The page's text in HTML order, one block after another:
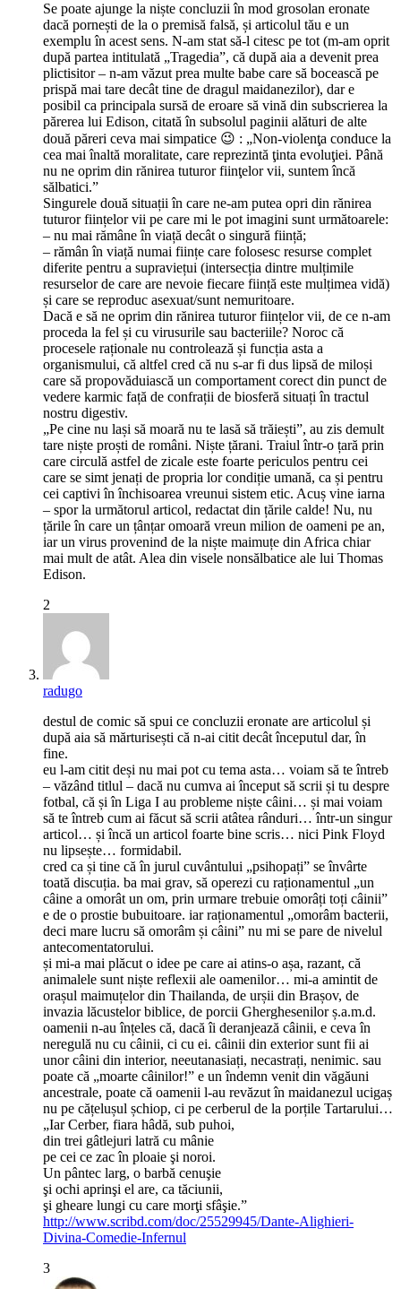
Se poate ajunge la niște concluzii în mod grosolan eronate
dacă pornești de la o premisă falsă, și articolul tău e un
exemplu în acest sens. N-am stat să-l citesc pe tot (m-am oprit
după partea intitulată „Tragedia”, că după aia a devenit prea
plictisitor – n-am văzut prea multe babe care să bocească pe
prispă mai tare decât tine de dragul maidanezilor), dar e
posibil ca principala sursă de eroare să vină din subscrierea la
părerea lui Edison, citată în subsolul paginii alături de alte
două păreri ceva mai simpatice 😉 : „Non-violenţa conduce la
cea mai înaltă moralitate, care reprezintă ţinta evoluţiei. Până
nu ne oprim din rănirea tuturor fiinţelor vii, suntem încă
sălbatici.”
Singurele două situații în care ne-am putea opri din rănirea
tuturor ființelor vii pe care mi le pot imagini sunt următoarele:
– nu mai rămâne în viață decât o singură ființă;
– rămân în viață numai ființe care folosesc resurse complet
diferite pentru a supraviețui (intersecția dintre mulțimile
resurselor de care are nevoie fiecare ființă este mulțimea vidă)
și care se reproduc asexuat/sunt nemuritoare.
Dacă e să ne oprim din rănirea tuturor ființelor vii, de ce n-am
proceda la fel și cu virusurile sau bacteriile? Noroc că
procesele raționale nu controlează și funcția asta a
organismului, că altfel cred că nu s-ar fi dus lipsă de miloși
care să propovăduiască un comportament corect din punct de
vedere karmic față de confrații de biosferă situați în tractul
nostru digestiv.
„Pe cine nu lași să moară nu te lasă să trăiești”, au zis demult
tare niște proști de români. Niște țărani. Traiul într-o țară prin
care circulă astfel de zicale este foarte periculos pentru cei
care se simt jenați de propria lor condiție umană, ca și pentru
cei captivi în închisoarea vreunui sistem etic. Acuș vine iarna
– spor la următorul articol, redactat din țările calde! Nu, nu
țările în care un țânțar omoară vreun milion de oameni pe an,
iar un virus provenind de la niște maimuțe din Africa chiar
mai mult de atât. Alea din visele nonsălbatice ale lui Thomas
Edison.
2
radugo
destul de comic să spui ce concluzii eronate are articolul și
după aia să mărturisești că n-ai citit decât începutul dar, în
fine.
eu l-am citit deși nu mai pot cu tema asta… voiam să te întreb
– văzând titlul – dacă nu cumva ai început să scrii și tu despre
fotbal, că și în Liga I au probleme niște câini… și mai voiam
să te întreb cum ai făcut să scrii atâtea rânduri… într-un singur
articol… și încă un articol foarte bine scris… nici Pink Floyd
nu lipsește… formidabil.
cred ca și tine că în jurul cuvântului „psihopați” se învârte
toată discuția. ba mai grav, să operezi cu raționamentul „un
câine a omorât un om, prin urmare trebuie omorâți toți câinii”
e de o prostie bubuitoare. iar raționamentul „omorâm bacterii,
deci mare lucru să omorâm și câini” nu mi se pare de nivelul
antecomentatorului.
și mi-a mai plăcut o idee pe care ai atins-o așa, razant, că
animalele sunt niște reflexii ale oamenilor… mi-a amintit de
orașul maimuțelor din Thailanda, de urșii din Brașov, de
invazia lăcustelor biblice, de porcii Gherghesenilor ș.a.m.d.
oamenii n-au înțeles că, dacă îi deranjează câinii, e ceva în
neregulă nu cu câinii, ci cu ei. câinii din exterior sunt fii ai
unor câini din interior, neeutanasiați, necastrați, nenimic. sau
poate că „moarte câinilor!” e un îndemn venit din văgăuni
ancestrale, poate că oamenii l-au revăzut în maidanezul ucigaș
nu pe cățelușul șchiop, ci pe cerberul de la porțile Tartarului…
„Iar Cerber, fiara hâdă, sub puhoi,
din trei gâtlejuri latră cu mânie
pe cei ce zac în ploaie şi noroi.
Un pântec larg, o barbă cenuşie
şi ochi aprinşi el are, ca tăciunii,
şi gheare lungi cu care morţi sfâşie.”
http://www.scribd.com/doc/25529945/Dante-Alighieri-
Divina-Comedie-Infernul
3